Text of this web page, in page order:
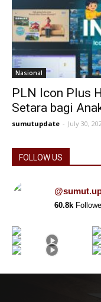
Nasional
PLN Icon Plus
Setara bagi
sumutupdate - July 30,
FOLLOW US
60.8k